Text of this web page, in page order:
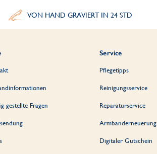
VON HAND GRAVIERT IN 24 STD
gestellte Fragen
Service
Pflegetipps
Reinigungsservice
Reparaturservice
Armbanderneuerung
Digitaler Gutschein